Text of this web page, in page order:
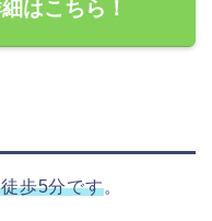
はこちら！
歩5分です。